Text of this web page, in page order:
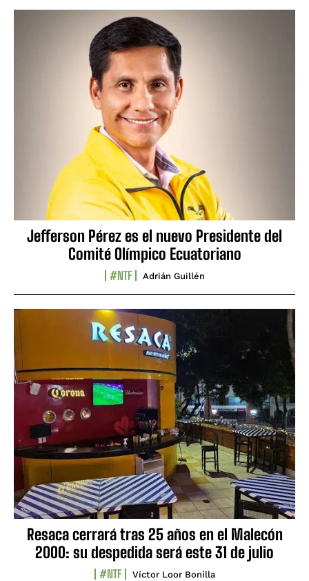
Jefferson Pérez es el nuevo Presidente del
Comité Olímpico Ecuatoriano
#NTF Adrián Guillén
Resaca cerrará tras 25 años en el Malecón
2000: su despedida será este 31 de julio
#NTF Víctor Loor Bonilla